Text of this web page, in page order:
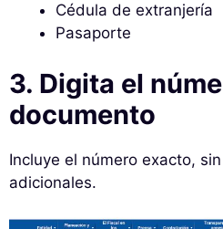
Cédula de extranjería
Pasaporte
3. Digita el
documento
Incluye el número exacto,
adicionales.